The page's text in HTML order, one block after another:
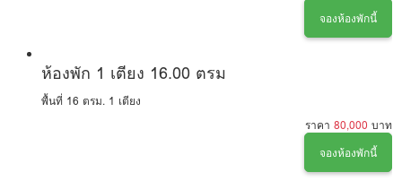
จองห้องพักนี้
ห้องพัก 1 เตียง 16.00 ตรม
พื้นที่ 16 ตรม. 1 เตียง
ราคา 80,000 บาท
จองห้องพักนี้